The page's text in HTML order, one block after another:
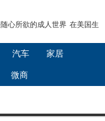
心所欲的成人世界 在美国生
汽车 家居
微商